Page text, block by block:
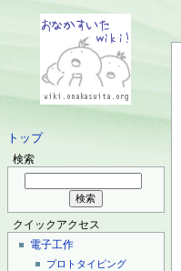
トップ
検索
クイックアクセス
電子工作
プロトタイピング